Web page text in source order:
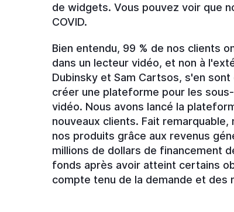
de widgets. Vous pouvez voir que
COVID.
Bien entendu, 99 % de nos clients
dans un lecteur vidéo, et non à
Dubinsky et Sam Cartsos, s'en
créer une plateforme pour les
vidéo. Nous avons lancé la
nouveaux clients. Fait
nos produits grâce aux revenus
millions de dollars de financement
fonds après avoir atteint certains
compte tenu de la demande et des